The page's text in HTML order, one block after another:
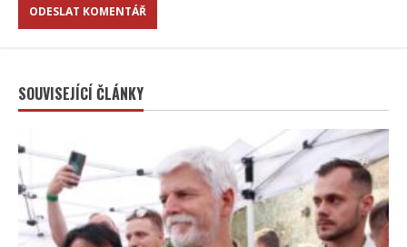
SOUVISEJÍCÍ ČLÁNKY